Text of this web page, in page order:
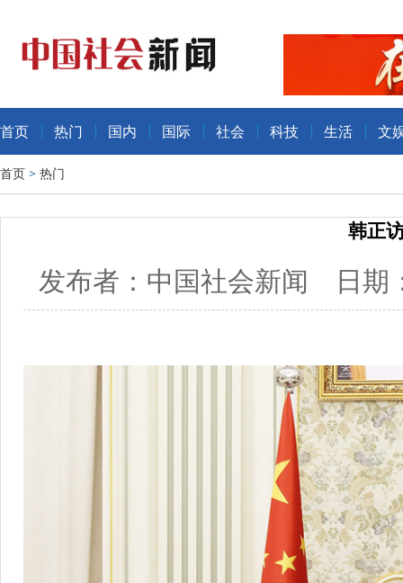
首页 热门 国内 国际 社会 科技 生活 文
首页 > 热门
韩正
发布者：中国社会新闻 日